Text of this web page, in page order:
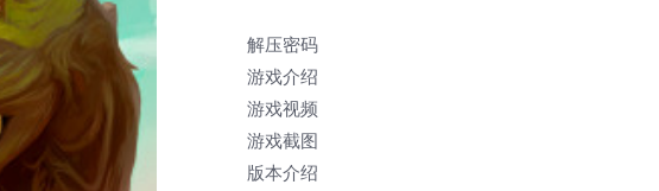
解压密码
游戏介绍
游戏视频
游戏截图
版本介绍